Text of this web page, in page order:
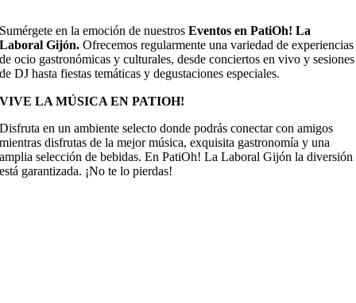
Sumérgete en la emoción de nuestrosEventos en PatiOh! La
Laboral Gijón. Ofrecemos regularmente una variedad de experiencias
de ocio gastronómicas y culturales, desde conciertos en vivo y sesiones
de DJ hasta fiestas temáticas y degustaciones especiales.
VIVE LA MÚSICA EN PATIOH!
Disfruta en un ambiente selecto donde podrás conectar con amigos
mientras disfrutas de la mejor música, exquisita gastronomía y una
amplia selección de bebidas. En PatiOh! La Laboral Gijón la diversión
está garantizada. ¡No te lo pierdas!